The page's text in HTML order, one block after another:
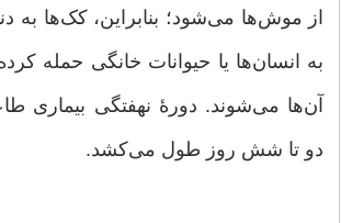
از موش‌ها می‌شود؛ بنابراین، کک‌ها به
به انسان‌ها یا حیوانات خانگی حمله
آن‌ها می‌شوند. دورهٔ نهفتگی بیماری
دو تا شش روز طول می‌کشد.